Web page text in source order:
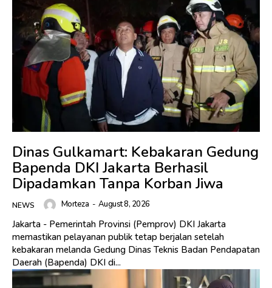
Dinas Gulkamart: Kebakaran Gedung
Bapenda DKI Jakarta Berhasil
Dipadamkan Tanpa Korban Jiwa
NEWS Morteza - August 8, 2026
Jakarta - Pemerintah Provinsi (Pemprov) DKI Jakarta
memastikan pelayanan publik tetap berjalan setelah
kebakaran melanda Gedung Dinas Teknis Badan Pendapatan
Daerah (Bapenda) DKI di...